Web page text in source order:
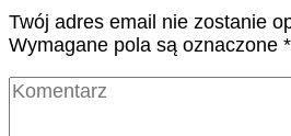
Twój adres email nie zostanie
Wymagane pola są oznaczone *